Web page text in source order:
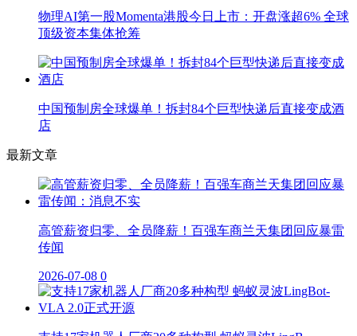
物理AI第一股Momenta港股今日上市：开盘涨超6% 全球
顶级资本集体抢筹
中国预制房全球爆单！拆封84个巨型快递后直接变成酒
店
最新文章
高管薪资归零、全员降薪！百强车商兰天集团回应暴雷
传闻
2026-07-08 0